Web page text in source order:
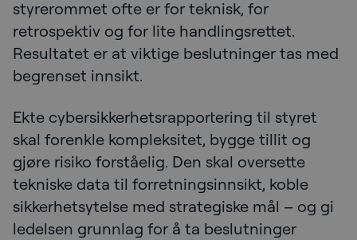
styrerommet ofte er for teknisk, for
retrospektiv og for lite handlingsrettet.
Resultatet er at viktige beslutninger tas med
begrenset innsikt.
Ekte cybersikkerhetsrapportering til styret
skal forenkle kompleksitet, bygge tillit og
gjøre risiko forståelig. Den skal oversette
tekniske data til forretningsinnsikt, koble
sikkerhetsytelse med strategiske mål – og gi
ledelsen grunnlag for å ta beslutninger